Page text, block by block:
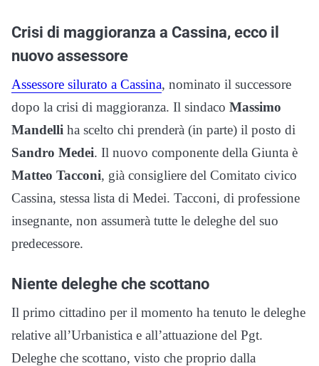
Crisi di maggioranza a Cassina, ecco il
nuovo assessore
Assessore silurato a Cassina, nominato il successore
dopo la crisi di maggioranza. Il sindaco Massimo
Mandelli ha scelto chi prenderà (in parte) il posto di
Sandro Medei. Il nuovo componente della Giunta è
Matteo Tacconi, già consigliere del Comitato civico
Cassina, stessa lista di Medei. Tacconi, di professione
insegnante, non assumerà tutte le deleghe del suo
predecessore.
Niente deleghe che scottano
Il primo cittadino per il momento ha tenuto le deleghe
relative all’Urbanistica e all’attuazione del Pgt.
Deleghe che scottano, visto che proprio dalla